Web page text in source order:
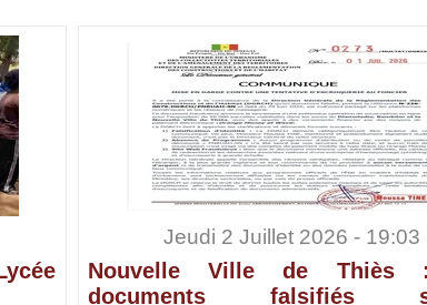
Jeudi 2 Juillet 2026 - 19:03
Nouvelle Ville de Thiès
documents falsifiés